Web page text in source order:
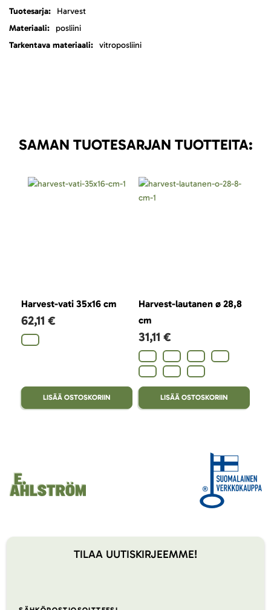
Harvest
posliini
vitroposliini
SAMAN TUOTESARJAN TUOTTEITA:
Harvest-vati 35x16 cm
62,11 €
LISÄÄ OSTOSKORIIN
Harvest-lautanen ø 28,8
cm
31,11 €
LISÄÄ OSTOSKORIIN
TILAA UUTISKIRJEEMME!